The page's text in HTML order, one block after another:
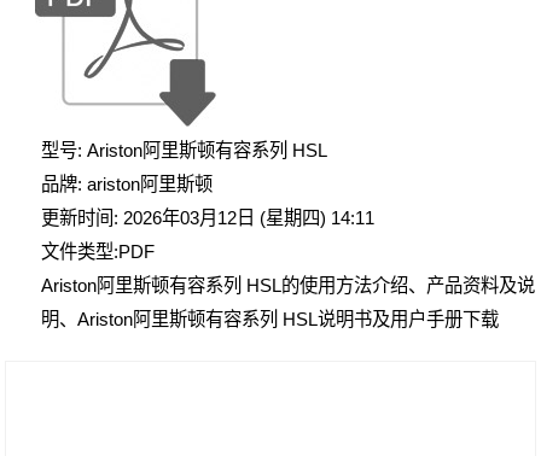
型号: Ariston阿里斯顿有容系列 HSL
品牌: ariston阿里斯顿
更新时间: 2026年03月12日 (星期四) 14:11
文件类型:PDF
Ariston阿里斯顿有容系列 HSL的使用方法介绍、产品资料及说
明、Ariston阿里斯顿有容系列 HSL说明书及用户手册下载